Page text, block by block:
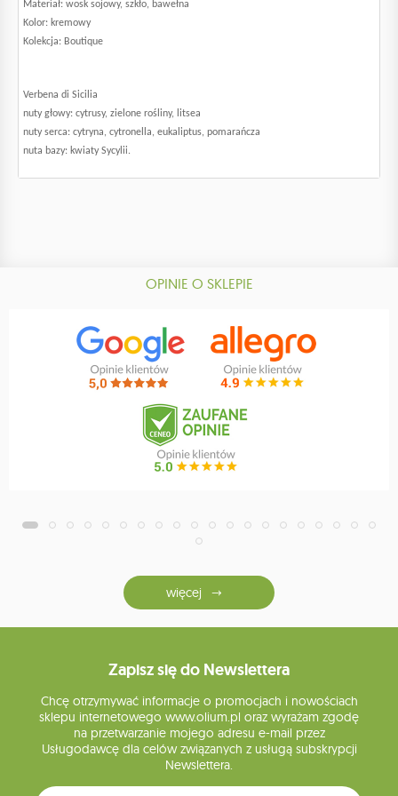
Materiał: wosk sojowy, szkło, bawełna
Kolor: kremowy
Kolekcja: Boutique
Verbena di Sicilia
nuty głowy: cytrusy, zielone rośliny, litsea
nuty serca: cytryna, cytronella, eukaliptus, pomarańcza
nuta bazy: kwiaty Sycylii.
OPINIE O SKLEPIE
więcej
Zapisz się do Newslettera
Chcę otrzymywać informacje o promocjach i nowościach
sklepu internetowego www.olium.pl oraz wyrażam zgodę
na przetwarzanie mojego adresu e-mail przez
Usługodawcę dla celów związanych z usługą subskrypcji
Newslettera.